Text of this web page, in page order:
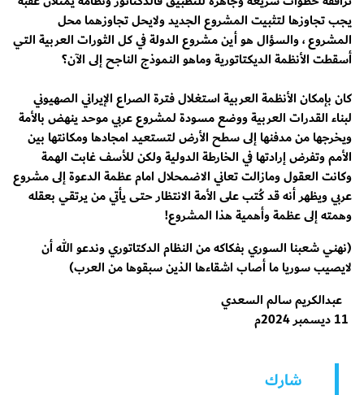
يجب تجاوزها لتثبيت المشروع الجديد ولايحل تجاوزهما محل
المشروع ، والسؤال هو أين مشروع الدولة في كل الثورات العربية التي
أسقطت الأنظمة الديكتاتورية وماهو النموذج الناجح إلى الآن؟
كان بإمكان الأنظمة العربية استغلال فترة الصراع الإيراني الصهيوني
لبناء القدرات العربية ووضع مسودة لمشروع عربي موحد ينهض بالأمة
ويخرجها من مدفنها إلى سطح الأرض لتستعيد امجادها ومكانتها بين
الأمم وتفرض إرادتها في الخارطة الدولية ولكن للأسف غابت الهمة
وكانت العقول ومازالت تعاني الاضمحلال امام عظمة الدعوة إلى مشروع
عربي ويظهر أنه قد كُتب على الأمة الانتظار حتى يأتي من يرتقي بعقله
وهمته إلى عظمة وأهمية هذا المشروع!
(نهني شعبنا السوري بفكاكه من النظام الدكتاتوري وندعو الله أن
لايصيب سوريا ما أصاب اشقاءها الذين سبقوها من العرب)
عبدالكريم سالم السعدي
شارك